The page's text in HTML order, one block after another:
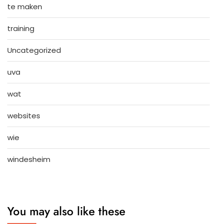
te maken
training
Uncategorized
uva
wat
websites
wie
windesheim
You may also like these